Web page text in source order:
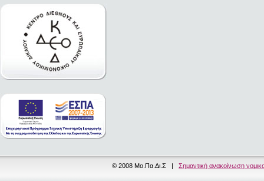
© 2008 Μο.Πα.Δι.Σ | Σημαντική ανακοίνωση